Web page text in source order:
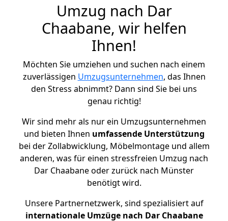
Umzug nach Dar
Chaabane, wir helfen
Ihnen!
Möchten Sie umziehen und suchen nach einem
zuverlässigen Umzugsunternehmen, das Ihnen
den Stress abnimmt? Dann sind Sie bei uns
genau richtig!
Wir sind mehr als nur ein Umzugsunternehmen
und bieten Ihnen umfassende Unterstützung
bei der Zollabwicklung, Möbelmontage und allem
anderen, was für einen stressfreien Umzug nach
Dar Chaabane oder zurück nach Münster
benötigt wird.
Unsere Partnernetzwerk, sind spezialisiert auf
internationale Umzüge nach Dar Chaabane